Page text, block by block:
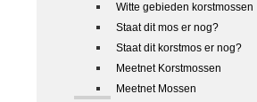
Witte gebieden korstmossen
Staat dit mos er nog?
Staat dit korstmos er nog?
Meetnet Korstmossen
Meetnet Mossen